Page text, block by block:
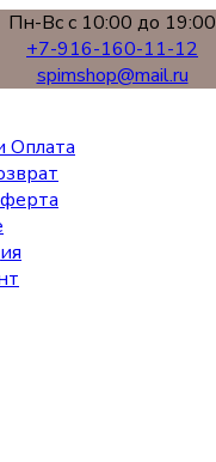
Пн-Вс с 10:00 до 19:00
+7-916-160-11-12
spimshop@mail.ru
Оплата